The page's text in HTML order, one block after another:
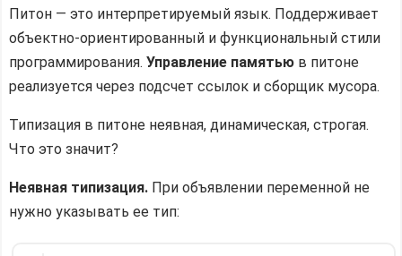
Версии
питона
Как
кем
разрабатывается
Питон
Питон — это интерпретируемый язык. Поддерживает
объектно-ориентированный и функциональный стили
программирования. Управление памятью в питоне
реализуется через подсчет ссылок и сборщик мусора.
Типизация в питоне неявная, динамическая, строгая.
Что это значит?
Неявная типизация. При объявлении переменной не
нужно указывать ее тип: